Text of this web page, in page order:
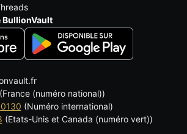
(numéro national))
(Numéro international)
(Etats-Unis et Canada (numéro vert))